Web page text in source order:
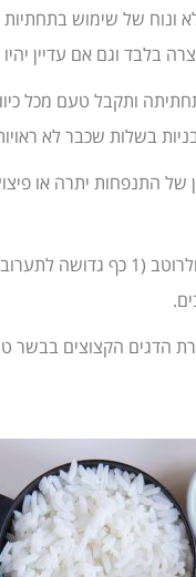
ונוח של שימוש
בלבד וגם אם עדיין יהיו
בשלות שכבר לא
של התנפחות יתרה או
בנוסף, שימו לב שנקצוץ מראש כ-2/3
הדגים הקצוצים בבשר